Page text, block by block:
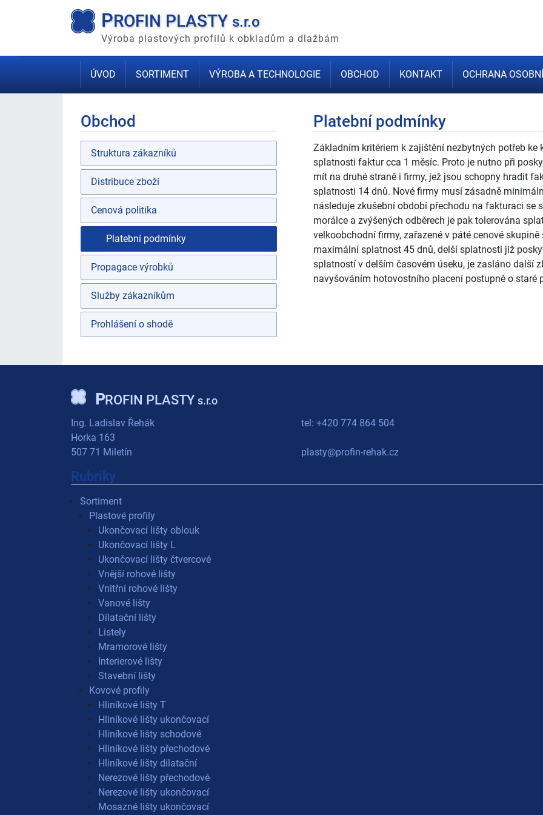
PROFIN PLASTY s.r.o
Výroba plastových profilů k obkladům a dlažbám
ÚVOD SORTIMENT VÝROBA A TECHNOLOGIE OBCHOD KONTAKT OCHRANA
Obchod
Struktura zákazníků
Distribuce zboží
Cenová politika
Platební podmínky
Propagace výrobků
Služby zákazníkům
Prohlášení o shodě
Platební podmínky
Základním kritériem k zajištění nezbytných potřeb ke
splatnosti faktur cca 1 měsíc. Proto je nutno při
mít na druhé straně i firmy, jež jsou schopny hradit
splatnosti 14 dnů. Nové firmy musí zásadně
následuje zkušební období přechodu na fakturaci se
morálce a zvýšených odběrech je pak tolerována
velkoobchodní firmy, zařazené v páté cenové
maximální splatnost 45 dnů, delší splatnosti již
splatností v delším časovém úseku, je zasláno další
navyšováním hotovostního placení postupně o staré
PROFIN PLASTY s.r.o
Ing. Ladislav Řehák
Horka 163
507 71 Miletín
tel: +420 774 864 504
plasty@profin-rehak.cz
Rubriky
Sortiment
Plastové profily
Ukončovací lišty oblouk
Ukončovací lišty L
Ukončovací lišty čtvercové
Vnější rohové lišty
Vnitřní rohové lišty
Vanové lišty
Dilatační lišty
Listely
Mramorové lišty
Interierové lišty
Stavební lišty
Kovové profily
Hliníkové lišty T
Hliníkové lišty ukončovací
Hliníkové lišty schodové
Hliníkové lišty přechodové
Hliníkové lišty dilatační
Nerezové lišty přechodové
Nerezové lišty ukončovací
Mosazné lišty ukončovací